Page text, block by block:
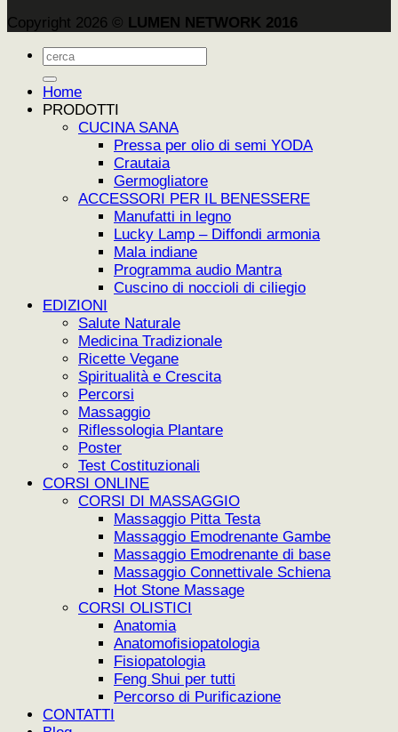
Copyright 2026 © LUMEN NETWORK 2016
Cerca:
Home
PRODOTTI
CUCINA SANA
Pressa per olio di semi YODA
Crautaia
Germogliatore
ACCESSORI PER IL BENESSERE
Manufatti in legno
Lucky Lamp – Diffondi armonia
Mala indiane
Programma audio Mantra
Cuscino di noccioli di ciliegio
EDIZIONI
Salute Naturale
Medicina Tradizionale
Ricette Vegane
Spiritualità e Crescita
Percorsi
Massaggio
Riflessologia Plantare
Poster
Test Costituzionali
CORSI ONLINE
CORSI DI MASSAGGIO
Massaggio Pitta Testa
Massaggio Emodrenante Gambe
Massaggio Emodrenante di base
Massaggio Connettivale Schiena
Hot Stone Massage
CORSI OLISTICI
Anatomia
Anatomofisiopatologia
Fisiopatologia
Feng Shui per tutti
Percorso di Purificazione
CONTATTI